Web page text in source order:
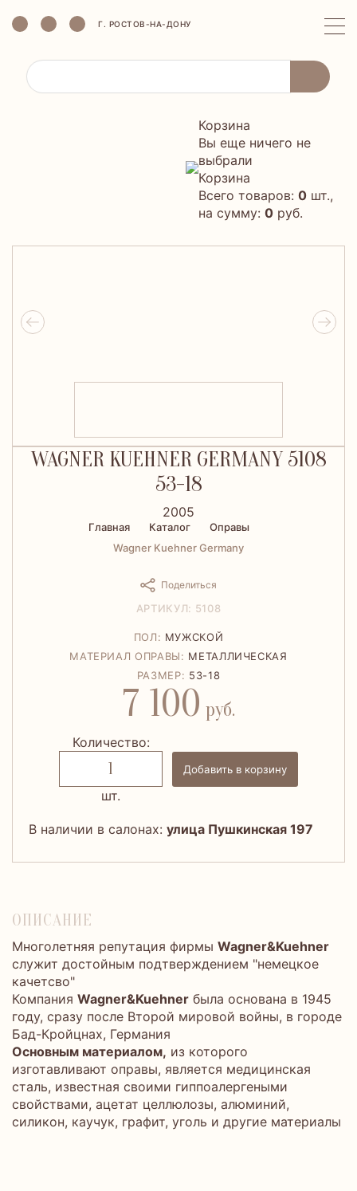
Г. РОСТОВ-НА-ДОНУ
Корзина
Вы еще ничего не
выбрали
Корзина
Всего товаров: 0 шт.,
на сумму: 0 руб.
WAGNER KUEHNER GERMANY 5108
53-18
2005
Главная Каталог
Оправы
Wagner Kuehner Germany
Поделиться
АРТИКУЛ: 5108
ПОЛ: МУЖСКОЙ
МАТЕРИАЛ ОПРАВЫ: МЕТАЛЛИЧЕСКАЯ
РАЗМЕР: 53-18
7 100 руб.
Количество:
шт.
Добавить в корзину
В наличии в салонах: улица Пушкинская 197
ОПИСАНИЕ
Многолетняя репутация фирмы Wagner&Kuehner
служит достойным подтверждением "немецкое
качетсво"
Компания Wagner&Kuehner была основана в 1945
году, сразу после Второй мировой войны, в городе
Бад-Кройцнах, Германия
Основным материалом, из которого
изготавливают оправы, является медицинская
сталь, известная своими гиппоалергеными
свойствами, ацетат целлюлозы, алюминий,
силикон, каучук, графит, уголь и другие материалы